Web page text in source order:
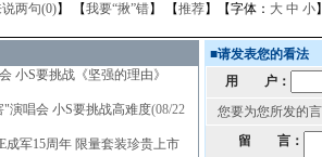
两句(0)】 【我要“揪”错】 【推荐】【字体： 大 中 小
小S要挑战《坚强的理由》
演唱会 小S要挑战高难度(08/22
军15周年 限量套装珍贵上市
■请发表您的看法
用 户：
您要为您所发的
留 言：